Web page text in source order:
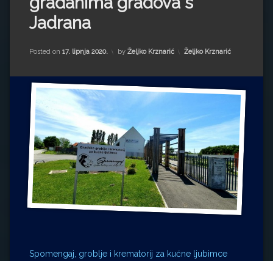
Impressum
Milenko Strižak
Drugi autori
Drugi autori
Ljiljana Lekanić-Kljaić
Željko Krznarić
Mario Lovreković
Miroslav Šantek
Jadrana
Posted on 17. lipnja 2020. by Željko Krznarić Kategorije:
Željko Krznarić
Spomengaj, groblje i krematorij za kućne ljubimce